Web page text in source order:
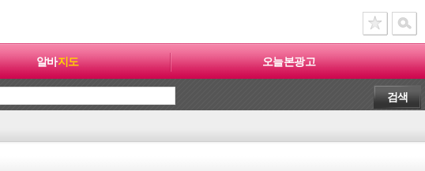
알바지도 오늘본광고
검색